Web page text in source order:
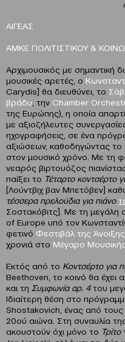
ΑΙΓΕΑΣ
ΑΜΚΕ ΠΟΛΙΤΙΣΤΙΚΟΥ &
Αρχιμουσικός με σημαντική
μουσικές αρετές, ο
Carydis] θα διευθύνει, το
βράδυ , την Chamber
της Ευρώπης), η οποία
με αξιοζήλευτες
ηχογραφήσεις, σε ένα
αξιώσεων, καθοδηγώντας το
στον μουσικό χρόνο. Mε τη
νεαρός βιρτουόζος
παίξει το Τέταρτο κοντσέρτο
[Λούντβιχ βαν Μπετόβεν]
τέσσερα πρελούδια για πιάνο
Σοστακόβιτς]. Με τη μεγάλη
of Europe υπό τον
φετινό Φεστιβάλ της Άνοιξης
χρονιά στο Μέγαρο
Εκτός από το Κοντσέρτο για
Beethoven, το κοινό θα έχει
και τη Συμφωνία αρ. 4του
Ιδιαίτερη θέση στο
Shostakovich, ένας από
20ού αιώνα. Στη συναυλία
ακουστούν όχι μόνο το Τρίτο